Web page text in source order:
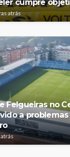
atrás
Felgueiras no
a